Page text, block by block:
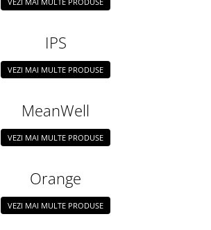
IPS
VEZI MAI MULTE PRODUSE
MeanWell
VEZI MAI MULTE PRODUSE
Orange
VEZI MAI MULTE PRODUSE